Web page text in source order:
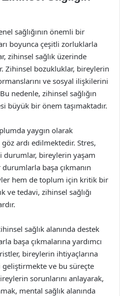
sağlığının önemli bir
boyunca çeşitli zorluklarla
zihinsel sağlık üzerinde
Zihinsel bozukluklar, bireylerin
ve sosyal ilişkilerini
nedenle, zihinsel sağlığın
büyük bir önem taşımaktadır.
yaygın olarak
ardı edilmektedir. Stres,
durumlar, bireylerin yaşam
başa çıkmanın
hem de toplum için kritik bir
ve tedavi, zihinsel sağlığı
sağlık alanında destek
başa çıkmalarına yardımcı
bireylerin ihtiyaçlarına
ve bu süreçte
sorunlarını anlayarak,
mental sağlık alanında